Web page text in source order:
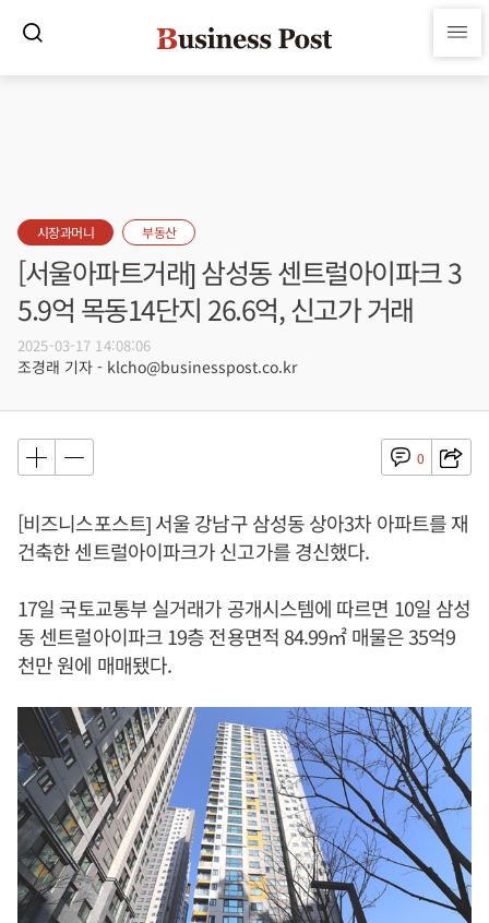
시장과머니 부동산
[서울아파트거래] 삼성동 센트럴아이파크 3
5.9억 목동14단지 26.6억, 신고가 거래
2025-03-17 14:08:06
조경래 기자 - klcho@businesspost.co.kr
0
[비즈니스포스트] 서울 강남구 삼성동 상아3차 아파트를 재
건축한 센트럴아이파크가 신고가를 경신했다.
17일 국토교통부 실거래가 공개시스템에 따르면 10일 삼성
동 센트럴아이파크 19층 전용면적 84.99㎡ 매물은 35억9
천만 원에 매매됐다.